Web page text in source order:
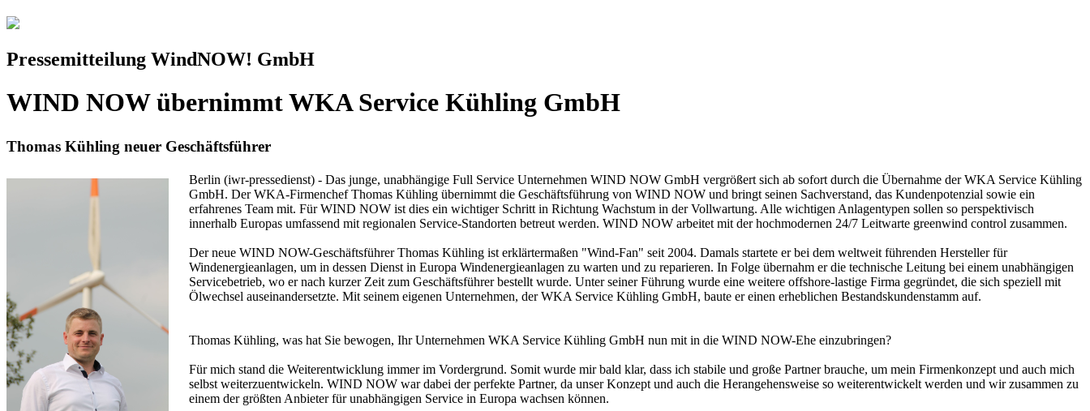
Pressemitteilung WindNOW! GmbH
WIND NOW übernimmt WKA Service Kühling GmbH
Thomas Kühling neuer Geschäftsführer
Berlin (iwr-pressedienst) - Das junge, unabhängige Full Service Unternehmen WIND NOW GmbH vergrößert sich ab sofort durch die Übernahme der WKA Service Kühling
GmbH. Der WKA-Firmenchef Thomas Kühling übernimmt die Geschäftsführung von WIND NOW und bringt seinen Sachverstand, das Kundenpotenzial sowie ein
erfahrenes Team mit. Für WIND NOW ist dies ein wichtiger Schritt in Richtung Wachstum in der Vollwartung. Alle wichtigen Anlagentypen sollen so perspektivisch
innerhalb Europas umfassend mit regionalen Service-Standorten betreut werden. WIND NOW arbeitet mit der hochmodernen 24/7 Leitwarte greenwind control zusammen.
Der neue WIND NOW-Geschäftsführer Thomas Kühling ist erklärtermaßen "Wind-Fan" seit 2004. Damals startete er bei dem weltweit führenden Hersteller für
Windenergieanlagen, um in dessen Dienst in Europa Windenergieanlagen zu warten und zu reparieren. In Folge übernahm er die technische Leitung bei einem unabhängigen
Servicebetrieb, wo er nach kurzer Zeit zum Geschäftsführer bestellt wurde. Unter seiner Führung wurde eine weitere offshore-lastige Firma gegründet, die sich speziell mit
Ölwechsel auseinandersetzte. Mit seinem eigenen Unternehmen, der WKA Service Kühling GmbH, baute er einen erheblichen Bestandskundenstamm auf.
Thomas Kühling, was hat Sie bewogen, Ihr Unternehmen WKA Service Kühling GmbH nun mit in die WIND NOW-Ehe einzubringen?
Für mich stand die Weiterentwicklung immer im Vordergrund. Somit wurde mir bald klar, dass ich stabile und große Partner brauche, um mein Firmenkonzept und auch mich
selbst weiterzuentwickeln. WIND NOW war dabei der perfekte Partner, da unser Konzept und auch die Herangehensweise so weiterentwickelt werden und wir zusammen zu
einem der größten Anbieter für unabhängigen Service in Europa wachsen können.